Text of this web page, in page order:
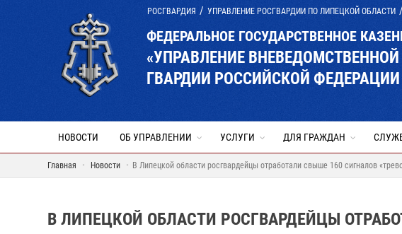
РОСГВАРДИЯ УПРАВЛЕНИЕ РОСГВАРДИИ ПО ЛИПЕЦКОЙ ОБЛАСТИ
ФЕДЕРАЛЬНОЕ ГОСУДАРСТВЕННОЕ
«УПРАВЛЕНИЕ
ГВАРДИИ РОССИЙСКОЙ
НОВОСТИ ОБ УПРАВЛЕНИИ УСЛУГИ ДЛЯ ГРАЖДАН
Главная Новости В Липецкой области росгвардейцы отработали свыше 160 сигналов
В ЛИПЕЦКОЙ ОБЛАСТИ РОСГВАРДЕЙЦЫ